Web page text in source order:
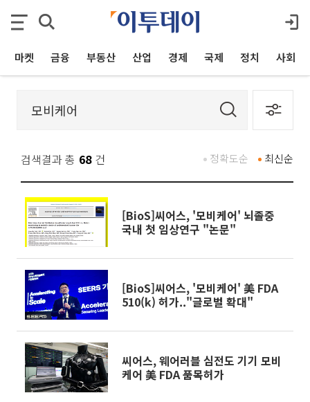
마켓 금융 부동산 산업 경제 국제 정치 사회
검색결과 총 68 건 최신순
정확도순
[BioS]씨어스, '모비케어' 뇌졸중
국내 첫 임상연구 "논문"
[BioS]씨어스, '모비케어' 美 FDA
510(k) 허가.."글로벌 확대"
씨어스, 웨어러블 심전도 기기 모비
케어 美 FDA 품목허가